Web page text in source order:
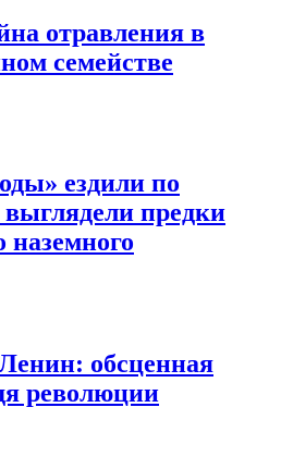
отравления в
семействе
ездили по
предки
наземного
обсценная
революции